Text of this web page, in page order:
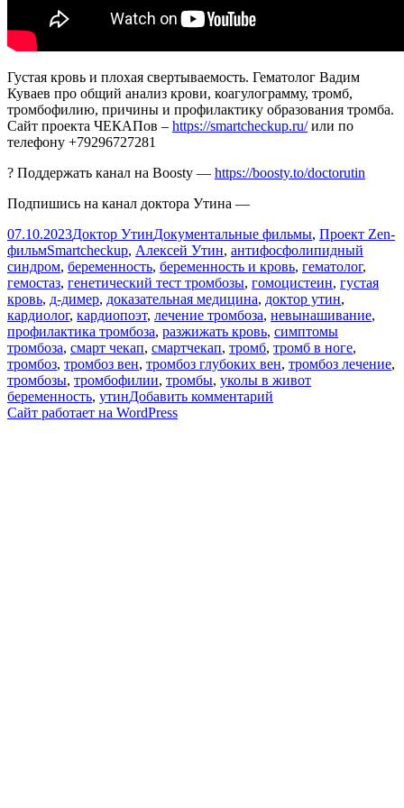
Густая кровь и плохая свертываемость. Гематолог Вадим
Куваев про общий анализ крови, коагулограмму, тромб,
тромбофилию, причины и профилактику образования тромба.
Сайт проекта ЧЕКАПов – https://smartcheckup.ru/или по
телефону +79296727281
? Поддержать канал на Boosty — https://boosty.to/doctorutin
Подпишись на канал доктора Утина —
Опубликовано
07.10.2023Автор
Доктор УтинРубрики
Документальные фильмы, Проект Zen-
фильмМетки
Smartcheckup, Алексей Утин, антифосфолипидный
синдром, беременность, беременность и кровь, гематолог,
гемостаз, генетический тест тромбозы, гомоцистеин, густая
кровь, д-димер, доказательная медицина, доктор утин,
кардиолог, кардиопоэт, лечение тромбоза, невынашивание,
профилактика тромбоза, разжижать кровь, симптомы
тромбоза, смарт чекап, смартчекап, тромб, тромб в ноге,
тромбоз, тромбоз вен, тромбоз глубоких вен, тромбоз лечение,
тромбозы, тромбофилии, тромбы, уколы в живот
беременность, утинДобавить комментарий
Сайт работает на WordPress